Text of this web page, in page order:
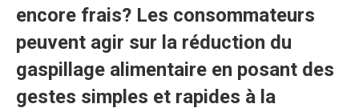
encore frais? Les consommateurs
peuvent agir sur la réduction du
gaspillage alimentaire en posant des
gestes simples et rapides à la